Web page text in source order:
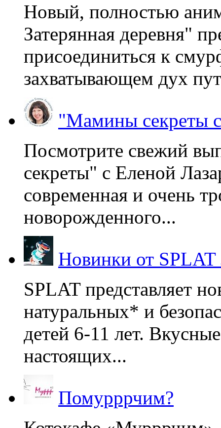
Новый, полностью
Затерянная деревня"
присоединиться к
захватывающем дух
"Мамины секреты
Посмотрите свежий
секреты" с Еленой
современная и очень
новорожденного...
Новинки от
SPLAT представляет
натуральных* и
детей 6-11 лет.
настоящих...
Помурррчим?